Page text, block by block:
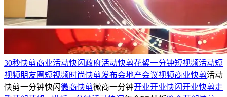
30秒快剪商业活动快闪 政府活动快剪花絮一分钟短视频活动短
视频朋友圈短视频时尚快剪发布会地产会议视频商业快剪活动
快剪一分钟快闪 微商快剪微商一分钟开业开业快闪 开业快剪走